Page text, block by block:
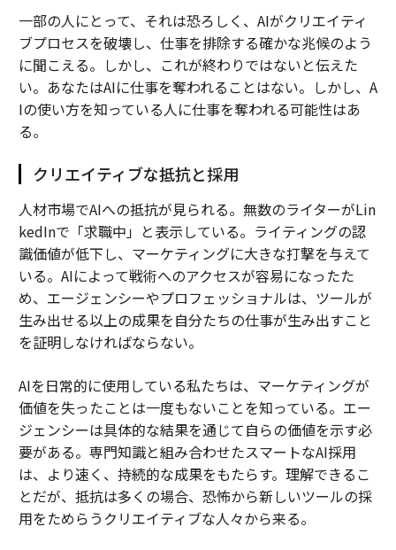
一部の人にとって、それは恐ろしく、AIがクリエイティ
ブプロセスを破壊し、仕事を排除する確かな兆候のよう
に聞こえる。しかし、これが終わりではないと伝えた
い。あなたはAIに仕事を奪われることはない。しかし、A
Iの使い方を知っている人に仕事を奪われる可能性はあ
る。
クリエイティブな抵抗と採用
人材市場でAIへの抵抗が見られる。無数のライターがLin
kedInで「求職中」と表示している。ライティングの認
識価値が低下し、マーケティングに大きな打撃を与えて
いる。AIによって戦術へのアクセスが容易になったた
め、エージェンシーやプロフェッショナルは、ツールが
生み出せる以上の成果を自分たちの仕事が生み出すこと
を証明しなければならない。
AIを日常的に使用している私たちは、マーケティングが
価値を失ったことは一度もないことを知っている。エー
ジェンシーは具体的な結果を通じて自らの価値を示す必
要がある。専門知識と組み合わせたスマートなAI採用
は、より速く、持続的な成果をもたらす。理解できるこ
とだが、抵抗は多くの場合、恐怖から新しいツールの採
用をためらうクリエイティブな人々から来る。